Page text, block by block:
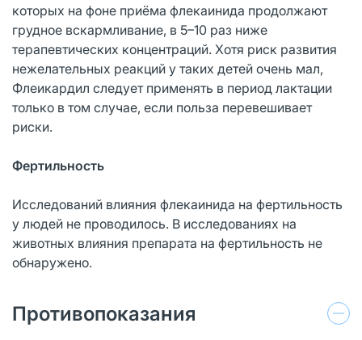
которых на фоне приёма флекаинида продолжают
грудное вскармливание, в 5–10 раз ниже
терапевтических концентраций. Хотя риск развития
нежелательных реакций у таких детей очень мал,
Флеикардил следует применять в период лактации
только в том случае, если польза перевешивает
риски.
Фертильность
Исследований влияния флекаинида на фертильность
у людей не проводилось. В исследованиях на
животных влияния препарата на фертильность не
обнаружено.
Противопоказания